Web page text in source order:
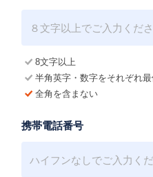
8文字以上
半角英字・数字をそれぞれ
全角を含まない
携帯電話番号